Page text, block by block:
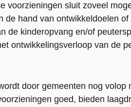
voorzieningen sluit zoveel
de hand van ontwikkeldoelen
de kinderopvang en/of
ontwikkelingsverloop van de
door gemeenten nog volop
goed, bieden